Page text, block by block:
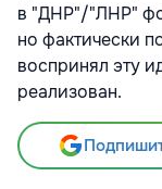
в "ДНР"/"ЛНР"
но фактически
воспринял эту
реализован.